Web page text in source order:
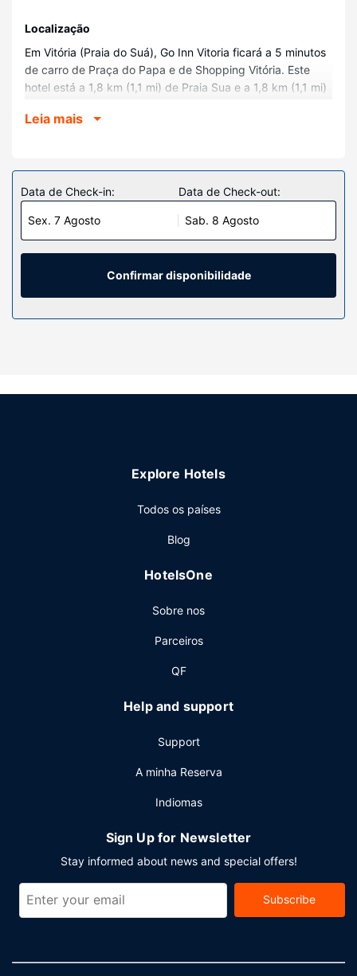
Localização
Em Vitória (Praia do Suá), Go Inn Vitoria ficará a 5 minutos
de carro de Praça do Papa e de Shopping Vitória. Este
hotel está a 1,8 km (1,1 mi) de Praia Sua e a 1,8 km (1,1 mi)
Quartos
LCD. Mantenha-se em contacto graças à internet sem fios.
As casas de banho privativas dispõem de um polibã,
artigos de higiene exclusivos e secadores de cabelo. As
comodidades incluem ainda telefone, além de cofres e de
secretárias.
soberbas vistas a partir do jardim. O espaço dispõe
6:30 e as 10:30, mediante uma sobretaxa.
24 horas, armazenamento de bagagem e uma lavandaria.
Leia mais
Data de Check-in:
Sex. 7 Agosto
Data de Check-out:
Sab. 8 Agosto
Confirmar disponibilidade
Explore Hotels
Todos os países
Blog
HotelsOne
Sobre nos
Parceiros
QF
Help and support
Support
A minha Reserva
Indiomas
Sign Up for Newsletter
Stay informed about news and special offers!
Subscribe